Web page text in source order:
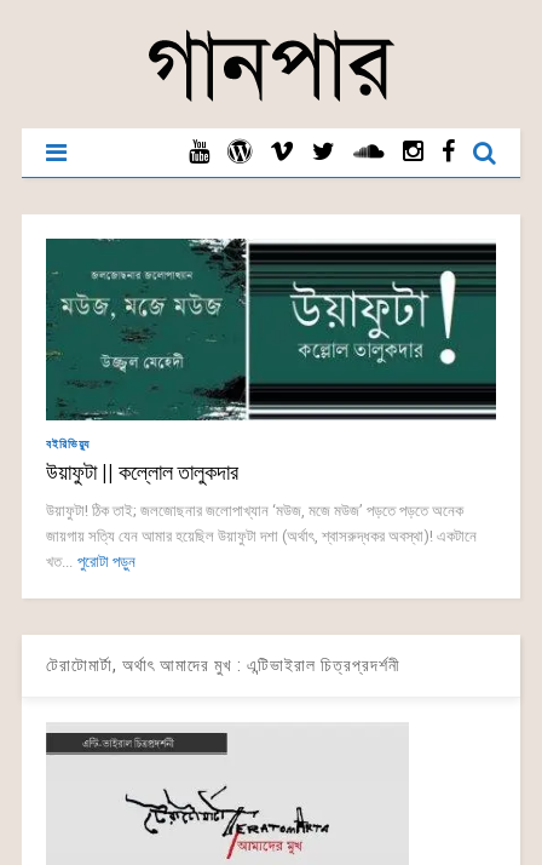
বইরিভিয়্যু
উয়াফুটা || কল্লোল তালুকদার
উয়াফুটা! ঠিক তাই; জলজোছনার জলোপাখ্যান ‘মউজ, মজে মউজ’ পড়তে পড়তে অনেক
জায়গায় সত্যি যেন আমার হয়েছিল উয়াফুটা দশা (অর্থাৎ, শ্বাসরুদ্ধকর অবস্থা)! একটানে
খত... পুরোটা পড়ুন
টেরাটোমার্টা, অর্থাৎ আমাদের মুখ : এন্টিভাইরাল চিত্রপ্রদর্শনী